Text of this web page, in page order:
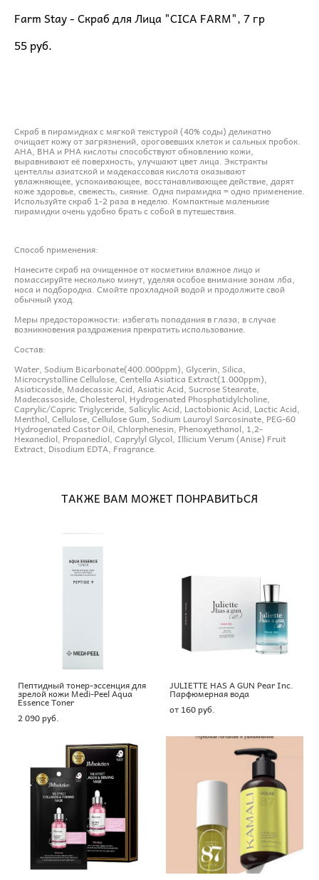
Farm Stay - Скраб для Лица "CICA FARM", 7 гр
55 pуб.
Скраб в пирамидках с мягкой текстурой (40% соды) деликатно
очищает кожу от загрязнений, ороговевших клеток и сальных пробок.
AHA, BHA и PHA кислоты способствуют обновлению кожи,
выравнивают её поверхность, улучшают цвет лица. Экстракты
центеллы азиатской и мадекассовая кислота оказывают
увлажняющее, успокаивающее, восстанавливающее действие, дарят
коже здоровье, свежесть, сияние. Одна пирамидка = одно применение.
Используйте скраб 1-2 раза в неделю. Компактные маленькие
пирамидки очень удобно брать с собой в путешествия.
Способ применения:
Нанесите скраб на очищенное от косметики влажное лицо и
помассируйте несколько минут, уделяя особое внимание зонам лба,
носа и подбородка. Смойте прохладной водой и продолжите свой
обычный уход.
Меры предосторожности: избегать попадания в глаза, в случае
возникновения раздражения прекратить использование.
Состав:
Water, Sodium Bicarbonate(400.000ppm), Glycerin, Silica,
Microcrystalline Cellulose, Centella Asiatica Extract(1.000ppm),
Asiaticoside, Madecassic Acid, Asiatic Acid, Sucrose Stearate,
Madecassoside, Cholesterol, Hydrogenated Phosphatidylcholine,
Caprylic/Capric Triglyceride, Salicylic Acid, Lactobionic Acid, Lactic Acid,
Menthol, Cellulose, Cellulose Gum, Sodium Lauroyl Sarcosinate, PEG-60
Hydrogenated Castor Oil, Chlorphenesin, Phenoxyethanol, 1,2-
Hexanediol, Propanediol, Caprylyl Glycol, Illicium Verum (Anise) Fruit
Extract, Disodium EDTA, Fragrance.
ТАКЖЕ ВАМ МОЖЕТ ПОНРАВИТЬСЯ
Пептидный тонер-эссенция для
зрелой кожи Medi-Peel Aqua
Essence Toner
2 090 pуб.
JULIETTE HAS A GUN Pear Inc.
Парфюмерная вода
от 160 pуб.